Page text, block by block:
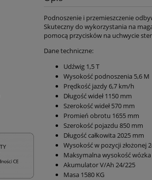
Podnoszenie i przemieszczenie
Skuteczny do wykorzystania na
pomocą przycisków na uchwycie
Dane techniczne:
Udźwig 1,5 T
Wysokość podnoszenia 5,6 M
Prędkość jazdy 6,7 km/h
Długość wideł 1150 mm
Szerokość wideł 570 mm
Promień obrotu 1655 mm
Szerokość pojazdu 850 mm
Długość całkowita 2025 mm
Wysokość w pozycji złożonej
Maksymalna wysokość
Akumulator V/Ah 24/225
Masa 1580 KG